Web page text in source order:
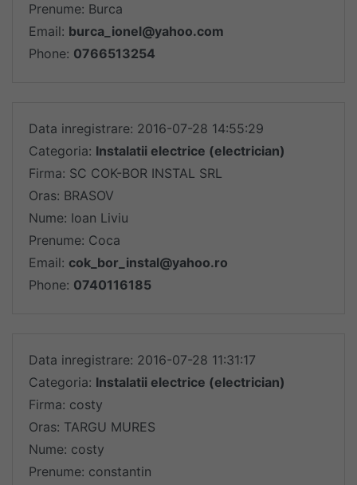
Prenume: Burca
Email: burca_ionel@yahoo.com
Phone: 0766513254
Data inregistrare: 2016-07-28 14:55:29
Categoria: Instalatii electrice (electrician)
Firma: SC COK-BOR INSTAL SRL
Oras: BRASOV
Nume: Ioan Liviu
Prenume: Coca
Email: cok_bor_instal@yahoo.ro
Phone: 0740116185
Data inregistrare: 2016-07-28 11:31:17
Categoria: Instalatii electrice (electrician)
Firma: costy
Oras: TARGU MURES
Nume: costy
Prenume: constantin